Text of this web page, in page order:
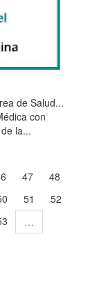
de Salud...
con
la...
47
48
51
52
…